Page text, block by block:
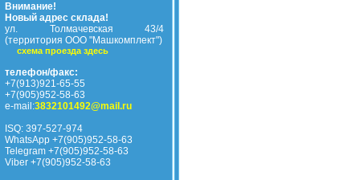
Внимание!
Новый адрес склада!
ул. Толмачевская 43/4
(территория ООО "Машкомплект")
схема проезда здесь
телефон/факс:
+7(913)921-65-55
+7(905)952-58-63
e-mail:3832101492@mail.ru
ISQ: 397-527-974
WhatsApp +7(905)952-58-63
Telegram +7(905)952-58-63
Viber +7(905)952-58-63